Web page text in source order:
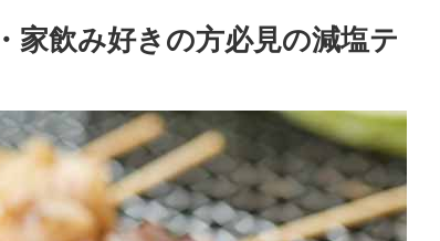
家飲み好きの方必見の減塩テ